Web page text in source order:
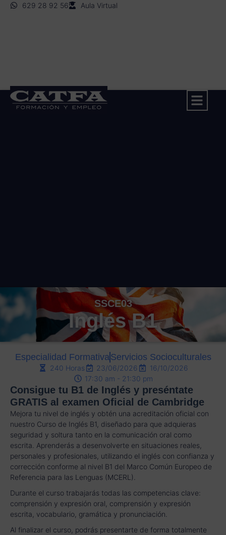
629 28 92 56 Aula Virtual
SSCE03
Inglés B1
Especialidad FormativaServicios Socioculturales
240 Horas 23/06/2026
16/10/2026
17:30 am - 21:30 pm
Consigue tu B1 de Inglés y preséntate
GRATIS al examen Oficial de Cambridge
Mejora tu nivel de inglés y obtén una acreditación oficial con
nuestro Curso de Inglés B1, diseñado para que adquieras
seguridad y soltura tanto en la comunicación oral como
escrita. Aprenderás a desenvolverte en situaciones reales,
personales y profesionales, utilizando el inglés con confianza y
corrección conforme al nivel B1 del Marco Común Europeo de
Referencia para las Lenguas (MCERL).
Durante el curso trabajarás todas las competencias clave:
comprensión y expresión oral, comprensión y expresión
escrita, vocabulario, gramática y pronunciación.
Al finalizar el curso, podrás presentarte de forma totalmente